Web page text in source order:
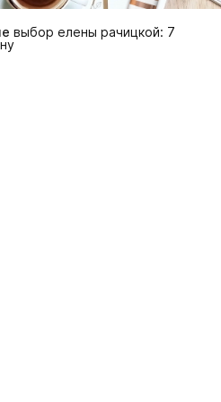
выбор елены рачицкой: 7